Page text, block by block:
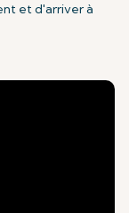
et d'arriver à